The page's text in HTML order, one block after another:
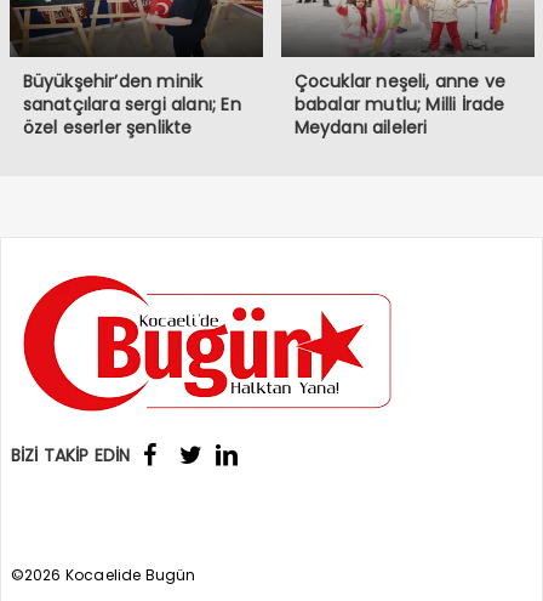
Büyükşehir’den minik
sanatçılara sergi alanı; En
özel eserler şenlikte
Çocuklar neşeli, anne ve
babalar mutlu; Milli İrade
Meydanı aileleri
BİZİ TAKİP EDİN
©2026 Kocaelide Bugün